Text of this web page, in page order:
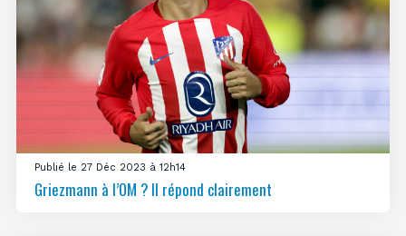
Publié le 27 Déc 2023 à 12h14
Griezmann à l’OM ? Il répond clairement